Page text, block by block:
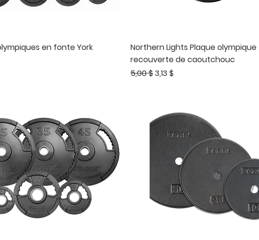
en fonte York
Northern Lights Plaque olympique
recouverte de caoutchouc
Prix original
5,00 $Prix promotionnel
3,13 $